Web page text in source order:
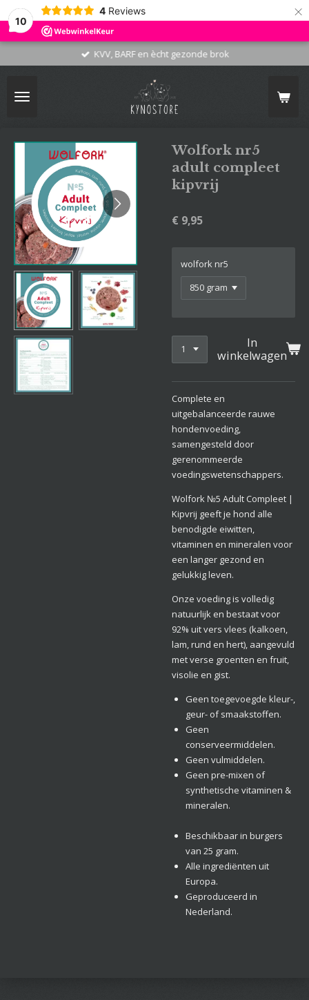
10
4 Reviews ×
KVV, BARF en ècht gezonde brok
Wolfork nr5
adult compleet
kipvrij
€ 9,95
wolfork nr5
In
winkelwagen
Complete en
uitgebalanceerde rauwe
hondenvoeding,
samengesteld door
gerenommeerde
voedingswetenschappers.
Wolfork №5 Adult Compleet |
Kipvrij geeft je hond alle
benodigde eiwitten,
vitaminen en mineralen voor
een langer gezond en
gelukkig leven.
Onze voeding is volledig
natuurlijk en bestaat voor
92% uit vers vlees (kalkoen,
lam, rund en hert), aangevuld
met verse groenten en fruit,
visolie en gist.
Geen toegevoegde kleur-,
geur- of smaakstoffen.
Geen
conserveermiddelen.
Geen vulmiddelen.
Geen pre-mixen of
synthetische vitaminen &
mineralen.
Beschikbaar in burgers
van 25 gram.
Alle ingrediënten uit
Europa.
Geproduceerd in
Nederland.